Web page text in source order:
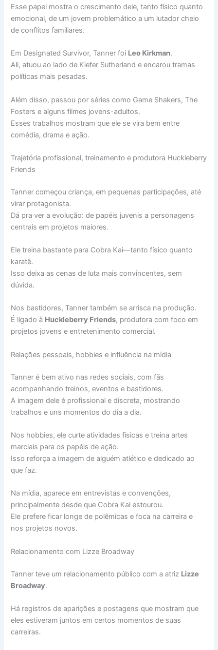
Esse papel mostra o crescimento dele, tanto físico quanto
emocional, de um jovem problemático a um lutador cheio
de conflitos familiares.
Em Designated Survivor, Tanner foi Leo Kirkman.
Ali, atuou ao lado de Kiefer Sutherland e encarou tramas
políticas mais pesadas.
Além disso, passou por séries como Game Shakers, The
Fosters e alguns filmes jovens-adultos.
Esses trabalhos mostram que ele se vira bem entre
comédia, drama e ação.
Trajetória profissional, treinamento e produtora Huckleberry
Friends
Tanner começou criança, em pequenas participações, até
virar protagonista.
Dá pra ver a evolução: de papéis juvenis a personagens
centrais em projetos maiores.
Ele treina bastante para Cobra Kai—tanto físico quanto
karatê.
Isso deixa as cenas de luta mais convincentes, sem
dúvida.
Nos bastidores, Tanner também se arrisca na produção.
É ligado à Huckleberry Friends, produtora com foco em
projetos jovens e entretenimento comercial.
Relações pessoais, hobbies e influência na mídia
Tanner é bem ativo nas redes sociais, com fãs
acompanhando treinos, eventos e bastidores.
A imagem dele é profissional e discreta, mostrando
trabalhos e uns momentos do dia a dia.
Nos hobbies, ele curte atividades físicas e treina artes
marciais para os papéis de ação.
Isso reforça a imagem de alguém atlético e dedicado ao
que faz.
Na mídia, aparece em entrevistas e convenções,
principalmente desde que Cobra Kai estourou.
Ele prefere ficar longe de polêmicas e foca na carreira e
nos projetos novos.
Relacionamento com Lizze Broadway
Tanner teve um relacionamento público com a atriz Lizze
Broadway.
Há registros de aparições e postagens que mostram que
eles estiveram juntos em certos momentos de suas
carreiras.